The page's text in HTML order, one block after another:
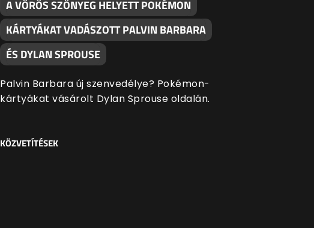
A VÖRÖS SZŐNYEG HELYETT POKÉMON
KÁRTYÁKAT VADÁSZOTT PALVIN BARBARA
ÉS DYLAN SPROUSE
Palvin Barbara új szenvedélye? Pokémon-
kártyákat vásárolt Dylan Sprouse oldalán.
KÖZVETÍTÉSEK